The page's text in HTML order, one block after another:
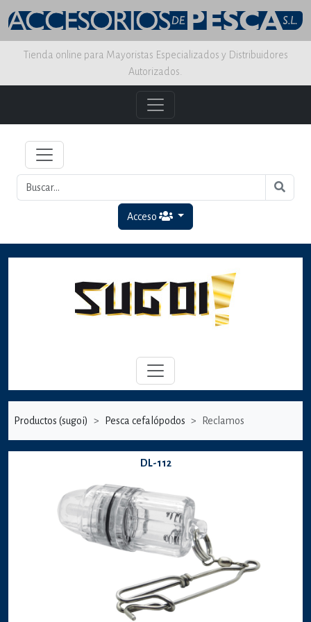
Tienda online para Mayoristas Especializados y Distribuidores
Autorizados.
Acceso
Productos (sugoi) Pesca cefalópodos Reclamos
DL-112